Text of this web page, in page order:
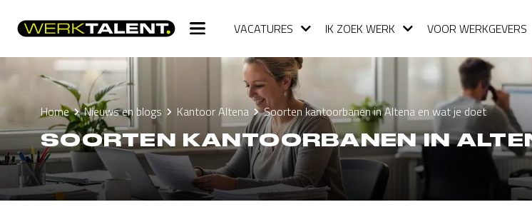
VACATURES IK ZOEK WERK VOOR WERKGEVERS
Home Nieuws en blogs Kantoor Altena Soorten kantoorbanen in Altena en wat je doet
SOORTEN KANTOORBANEN IN